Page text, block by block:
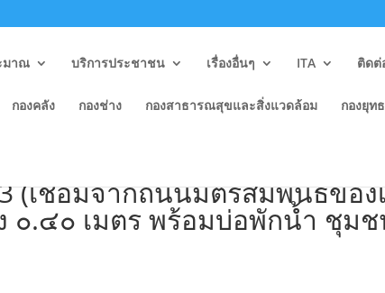
มาณ บริการประชาชน เรื่องอื่นๆ ITA ติดต่
กองคลัง กองช่าง กองสาธารณสุขและสิ่งแวดล้อม กองยุท
(เชื่อมจากถนนมิตรสัมพันธ์ของ
๐.๔๐ เมตร พร้อมบ่อพักน้ำ ชุม